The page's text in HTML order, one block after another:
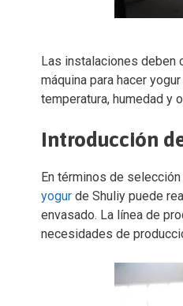
Las instalaciones deben
máquina para hacer
temperatura, humedad y
Introducción
En términos de
yogur de Shuliy puede
envasado. La línea de
necesidades de